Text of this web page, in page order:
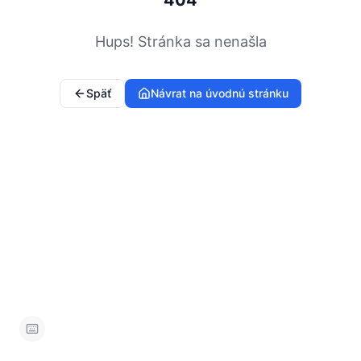
Hups! Stránka sa nenašla
Späť Návrat na úvodnú stránku